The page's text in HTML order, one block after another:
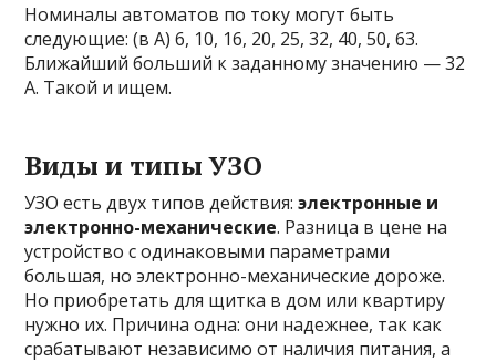
Номиналы автоматов по току могут быть
следующие: (в А) 6, 10, 16, 20, 25, 32, 40, 50, 63.
Ближайший больший к заданному значению — 32
А. Такой и ищем.
Виды и типы УЗО
УЗО есть двух типов действия:электронные и
электронно-механические. Разница в цене на
устройство с одинаковыми параметрами
большая, но электронно-механические дороже.
Но приобретать для щитка в дом или квартиру
нужно их. Причина одна: они надежнее, так как
срабатывают независимо от наличия питания, а